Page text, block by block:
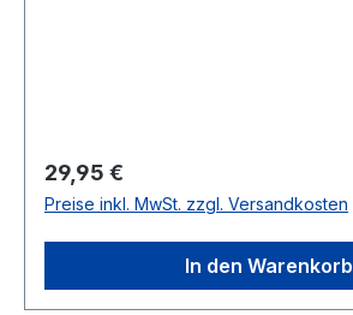
Regulärer Preis:
29,95 €
Preise inkl. MwSt. zzgl. Versandkosten
In den Warenkorb